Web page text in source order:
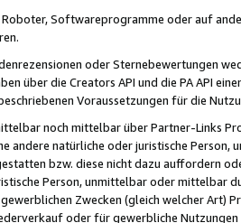
Roboter, Softwareprogramme oder auf
oder Sternebewertungen
über die Creators API und die PA API
Voraussetzungen für die
noch mittelbar über Partner-Links
andere natürliche oder juristische
bzw. diese nicht dazu auffordern
Person, unmittelbar oder mittelbar
Zwecken (gleich welcher Art)
oder für gewerbliche